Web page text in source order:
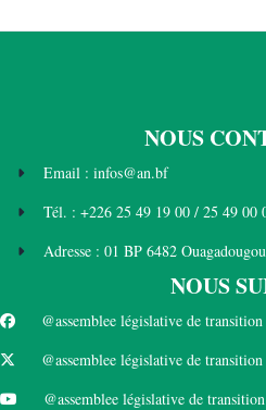
NOUS
Email : infos@an.bf
Tél. : +226 25 49 19 00 / 25 49 00
Adresse : 01 BP 6482
NOUS
@assemblee législative de transition
@assemblee législative de transition
@assemblee législative de transition